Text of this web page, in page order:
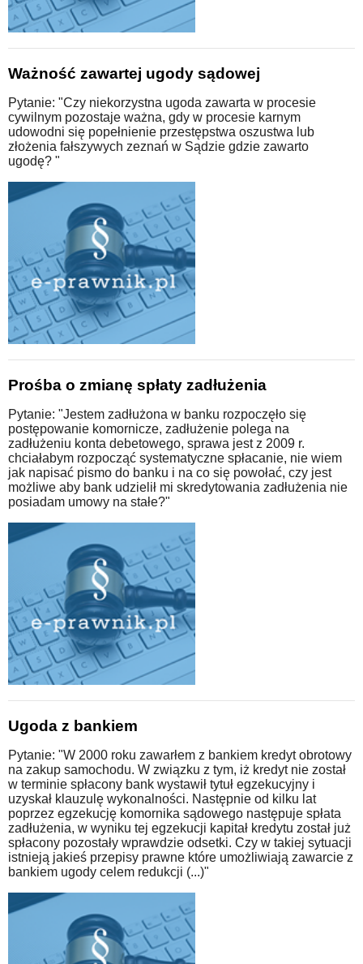
Ważność zawartej ugody sądowej
Pytanie: "Czy niekorzystna ugoda zawarta w procesie
cywilnym pozostaje ważna, gdy w procesie karnym
udowodni się popełnienie przestępstwa oszustwa lub
złożenia fałszywych zeznań w Sądzie gdzie zawarto
ugodę? "
Prośba o zmianę spłaty zadłużenia
Pytanie: "Jestem zadłużona w banku rozpoczęło się
postępowanie komornicze, zadłużenie polega na
zadłużeniu konta debetowego, sprawa jest z 2009 r.
chciałabym rozpocząć systematyczne spłacanie, nie wiem
jak napisać pismo do banku i na co się powołać, czy jest
możliwe aby bank udzielił mi skredytowania zadłużenia nie
posiadam umowy na stałe?"
Ugoda z bankiem
Pytanie: "W 2000 roku zawarłem z bankiem kredyt obrotowy
na zakup samochodu. W związku z tym, iż kredyt nie został
w terminie spłacony bank wystawił tytuł egzekucyjny i
uzyskał klauzulę wykonalności. Następnie od kilku lat
poprzez egzekucję komornika sądowego następuje spłata
zadłużenia, w wyniku tej egzekucji kapitał kredytu został już
spłacony pozostały wprawdzie odsetki. Czy w takiej sytuacji
istnieją jakieś przepisy prawne które umożliwiają zawarcie z
bankiem ugody celem redukcji (...)"